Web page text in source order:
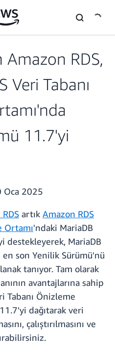
Amazon RDS,
Veri Tabanı
11.7'yi
Oca 2025
artık Amazon RDS
Ortamı'ndaki MariaDB
destekleyerek, MariaDB
son Yenilik Sürümü'nü
tanıyor. Tam olarak
avantajlarına sahip
Tabanı Önizleme
dağıtarak veri
çalıştırılmasını ve